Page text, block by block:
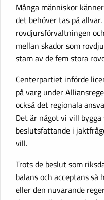
Många människor
det behöver tas på
rovdjursförvaltningen
mellan skador som
stam av de fem stora
Centerpartiet införde
på varg under
också det regionala
Det är något vi vill
beslutsfattande i
vill.
Trots de beslut som
balans och acceptans
eller den nuvarande